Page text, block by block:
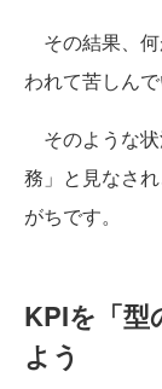
その結果、
われて苦しん
そのような
務」と見なさ
がちです。
KPIを「型
よう